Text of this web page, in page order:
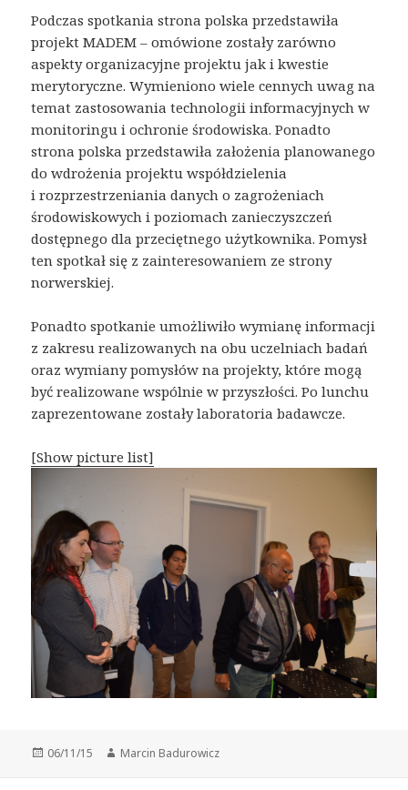
Podczas spotkania strona polska przedstawiła
projekt MADEM – omówione zostały zarówno
aspekty organizacyjne projektu jak i kwestie
merytoryczne. Wymieniono wiele cennych uwag na
temat zastosowania technologii informacyjnych w
monitoringu i ochronie środowiska. Ponadto
strona polska przedstawiła założenia planowanego
do wdrożenia projektu współdzielenia
i rozprzestrzeniania danych o zagrożeniach
środowiskowych i poziomach zanieczyszczeń
dostępnego dla przeciętnego użytkownika. Pomysł
ten spotkał się z zainteresowaniem ze strony
norwerskiej.
Ponadto spotkanie umożliwiło wymianę informacji
z zakresu realizowanych na obu uczelniach badań
oraz wymiany pomysłów na projekty, które mogą
być realizowane wspólnie w przyszłości. Po lunchu
zaprezentowane zostały laboratoria badawcze.
[Show picture list]
Opublikowano
06/11/15 Autor
Marcin Badurowicz